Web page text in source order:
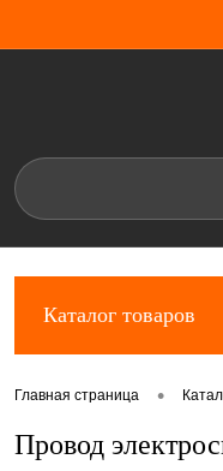
Каталог товаров
Главная страница •
Провод